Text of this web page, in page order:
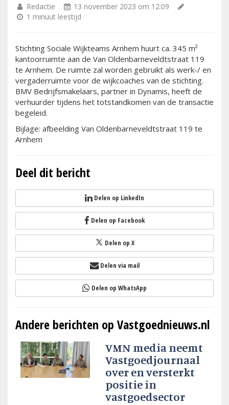
Redactie
13 november 2023 om 12:09
1 minuut leestijd
Stichting Sociale Wijkteams Arnhem huurt ca. 345 m²
kantoorruimte aan de Van Oldenbarneveldtstraat 119
te Arnhem. De ruimte zal worden gebruikt als werk-/ en
vergaderruimte voor de wijkcoaches van de stichting.
BMV Bedrijfsmakelaars, partner in Dynamis, heeft de
verhuurder tijdens het totstandkomen van de transactie
begeleid.
Bijlage: afbeelding Van Oldenbarneveldtstraat 119 te
Arnhem
Deel dit bericht
Delen op LinkedIn
Delen op Facebook
Delen op X
Delen via mail
Delen op WhatsApp
Andere berichten op Vastgoednieuws.nl
VMN media neemt
Vastgoedjournaal
over en versterkt
positie in
vastgoedsector